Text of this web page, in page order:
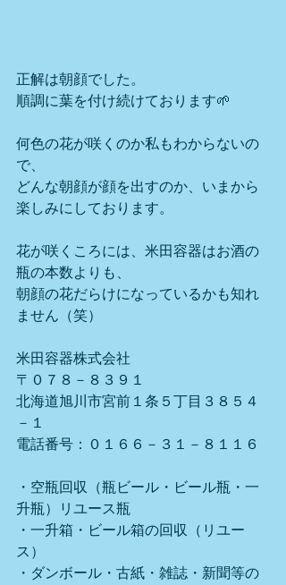
正解は朝顔でした。
順調に葉を付け続けております🌱
何色の花が咲くのか私もわからないの
で、
どんな朝顔が顔を出すのか、いまから
楽しみにしております。
花が咲くころには、米田容器はお酒の
瓶の本数よりも、
朝顔の花だらけになっているかも知れ
ません（笑）
米田容器株式会社
〒０７８－８３９１
北海道旭川市宮前１条５丁目３８５４
－１
電話番号：０１６６－３１－８１１６
・空瓶回収（瓶ビール・ビール瓶・一
升瓶）リユース瓶
・一升箱・ビール箱の回収（リユー
ス）
・ダンボール・古紙・雑誌・新聞等の